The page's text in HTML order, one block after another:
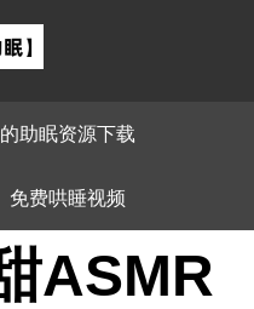
助眠资源下载
免费哄睡视频
ASMR